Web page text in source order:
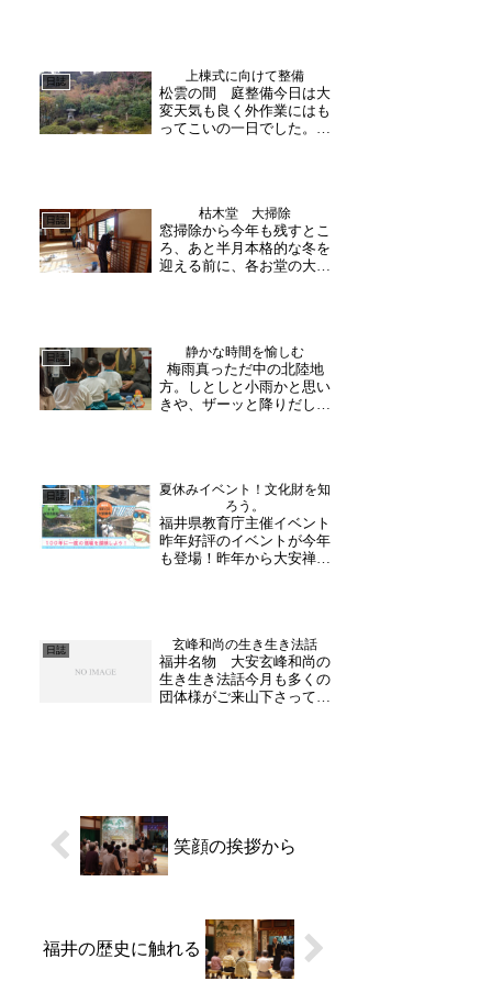
像の確認など行われていま
す。深い歴史のある大安禅
寺×現代技術のコラボをぜ...
日誌 上棟式に向けて整備
松雲の間 庭整備今日は大
変天気も良く外作業にはも
ってこいの一日でした。今
庭師の斎藤様と一緒に手分
けして作業しましたが、写
真を撮るのを忘れてしま
い...
日誌 枯木堂 大掃除
窓掃除から今年も残すとこ
ろ、あと半月本格的な冬を
迎える前に、各お堂の大掃
す。一年分の汚れが落ち、
気持ちもスッキリ明日も引
き続き大掃除に励みま
す。 （...
日誌 静かな時間を愉しむ
梅雨真っただ中の北陸地
方。しとしと小雨かと思い
きや、ザーッと降りだした
元気なのが子どもたち。今
日は地元・幼稚園児の皆様
が、坐禅体験にと朝からご
来...
日誌
夏休みイベント！文化財を知
ろう。
福井県教育庁主催イベント
昨年好評のイベントが今年
も登場！昨年から大安禅寺
りだくさんとなっておりま
す。普段は入る事の出来な
い本堂を近くで見れるチ
ャ...
日誌 玄峰和尚の生き生き法話
福井名物 大安玄峰和尚の
生き生き法話今月も多くの
団体様がご来山下さってお
です。玄峰和尚のユーモ
ア...
笑顔の挨拶から
福井の歴史に触れる